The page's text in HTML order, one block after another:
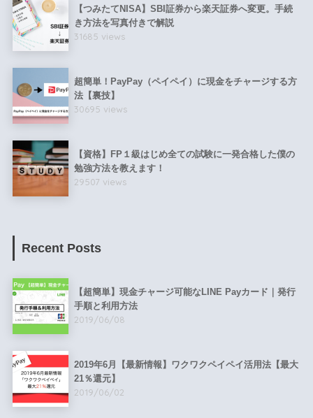
【つみたてNISA】SBI証券から楽天証券へ変更。手続
き方法を写真付きで解説
31685 views
超簡単！PayPay（ペイペイ）に現金をチャージする方
法【裏技】
30695 views
【資格】FP１級はじめ全ての試験に一発合格した僕の
勉強方法を教えます！
29507 views
Recent Posts
【超簡単】現金チャージ可能なLINE Payカード｜発行
手順と利用方法
2019/06/08
2019年6月【最新情報】ワクワクペイペイ活用法【最大
21％還元】
2019/06/02